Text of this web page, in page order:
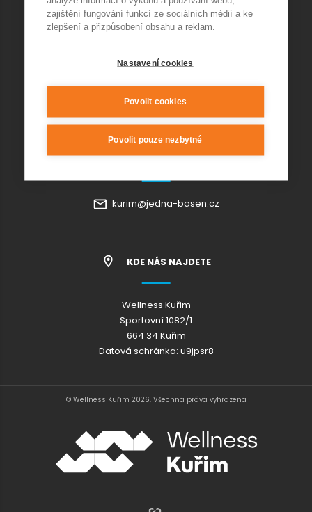
KONTAKT AQUAPARK
+420 541 420 240
info@wellnesskurim.cz
Wellness Kuřim s.r.o.
KONTAKT RESTAURACE
kurim@jedna-basen.cz
KDE NÁS NAJDETE
Wellness Kuřim
Sportovní 1082/1
664 34 Kuřim
Datová schránka: u9jpsr8
© Wellness Kuřim 2026. Všechna práva vyhrazena
zajištění fungování funkcí ze sociálních médií a ke
zlepšení a přizpůsobení obsahu a reklam.
Nastavení cookies
Povolit cookies
Povolit pouze nezbytné